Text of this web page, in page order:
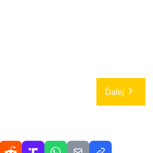
Ďalej